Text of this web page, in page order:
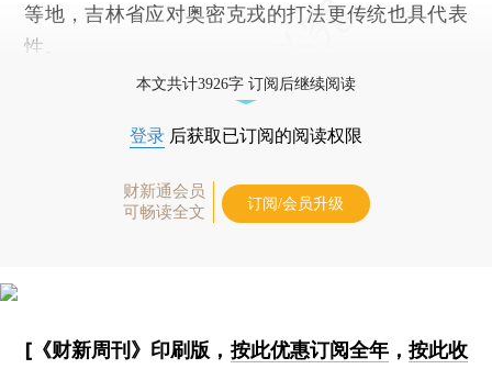
等地，吉林省应对奥密克戎的打法更传统也具代表
性。
本文共计3926字 订阅后继续阅读
登录 后获取已订阅的阅读权限
财新通会员
可畅读全文
订阅/会员升级
[《财新周刊》印刷版， 按此优惠订阅全年， 按此收